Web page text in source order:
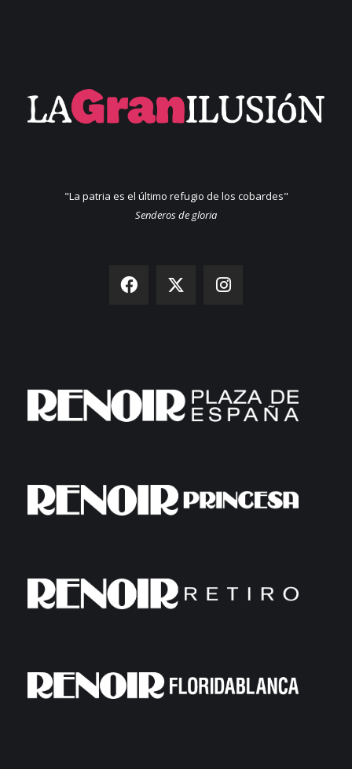
"La patria es el último refugio de los cobardes"
Senderos de gloria